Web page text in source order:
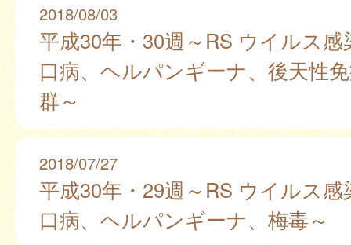
2018/08/03
平成30年・30週～RS ウイルス感
口病、ヘルパンギーナ、後天性
群～
2018/07/27
平成30年・29週～RS ウイルス感
口病、ヘルパンギーナ、梅毒～